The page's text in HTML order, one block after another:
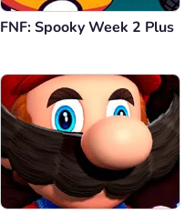
FNF: Spooky Week 2 Plus